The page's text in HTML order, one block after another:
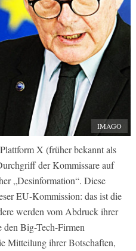
IMAGO
X (früher bekannt als
der Kommissare auf
„Desinformation“. Diese
EU-Kommission: das ist die
werden vom Abdruck ihrer
den Big-Tech-Firmen
Mitteilung ihrer Botschaften,